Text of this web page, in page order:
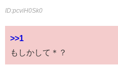
ID:pcviH0Sk0
>>1
もしかして＊？